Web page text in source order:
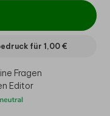
für1,00 €
Fragen
Editor